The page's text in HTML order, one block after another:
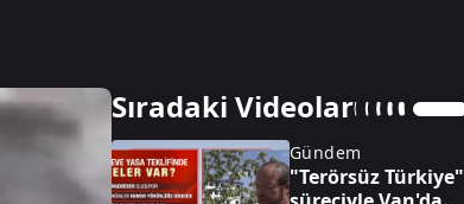
Sıradaki Videolar
Gündem
"Terörsüz Türkiye"